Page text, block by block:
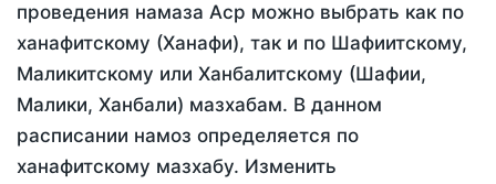
проведения намаза Аср можно выбрать как по
ханафитскому (Ханафи), так и по Шафиитскому,
Маликитскому или Ханбалитскому (Шафии,
Малики, Ханбали) мазхабам. В данном
расписании намоз определяется по
ханафитскому мазхабу. Изменить